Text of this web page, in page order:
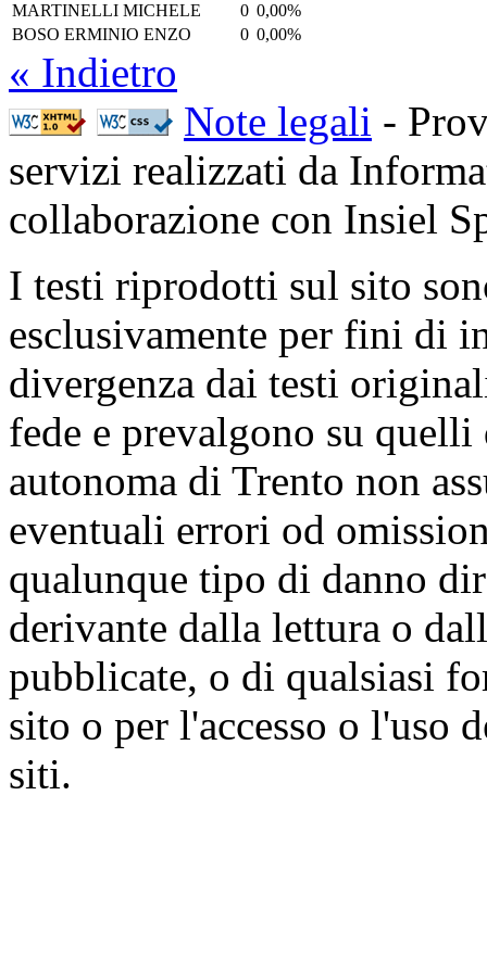
MARTINELLI MICHELE
0 0,00%
BOSO ERMINIO ENZO
0 0,00%
« Indietro
Note legali -
servizi realizzati da
collaborazione con Insiel
I testi riprodotti sul sito
esclusivamente per fini di
divergenza dai testi
fede e prevalgono su
autonoma di Trento non
eventuali errori od
qualunque tipo di danno
derivante dalla lettura o
pubblicate, o di qualsiasi
sito o per l'accesso o l'uso
siti.